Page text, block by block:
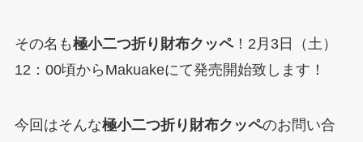
その名も極小二つ折り財布クッペ！2月3日（土）
12：00頃からMakuakeにて発売開始致します！
今回はそんな極小二つ折り財布クッペのお問い合